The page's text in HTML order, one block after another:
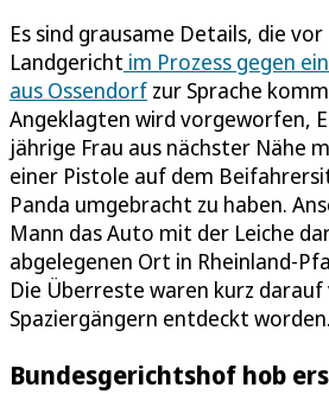
Es sind grausame Details, die
Landgericht im Prozess gegen
aus Ossendorf zur Sprache
Angeklagten wird vorgeworfen,
jährige Frau aus nächster Nähe
einer Pistole auf dem
Panda umgebracht zu haben.
Mann das Auto mit der Leiche
abgelegenen Ort in Rheinland-
Die Überreste waren kurz darauf
Spaziergängern entdeckt worden.
Bundesgerichtshof hob